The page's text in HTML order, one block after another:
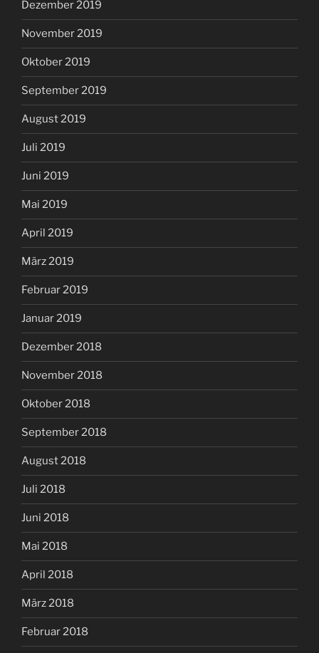
Dezember 2019
November 2019
Oktober 2019
September 2019
August 2019
Juli 2019
Juni 2019
Mai 2019
April 2019
März 2019
Februar 2019
Januar 2019
Dezember 2018
November 2018
Oktober 2018
September 2018
August 2018
Juli 2018
Juni 2018
Mai 2018
April 2018
März 2018
Februar 2018